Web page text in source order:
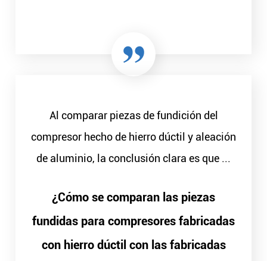
Al comparar piezas de fundición del
compresor hecho de hierro dúctil y aleación
de aluminio, la conclusión clara es que ...
¿Cómo se comparan las piezas
fundidas para compresores fabricadas
con hierro dúctil con las fabricadas